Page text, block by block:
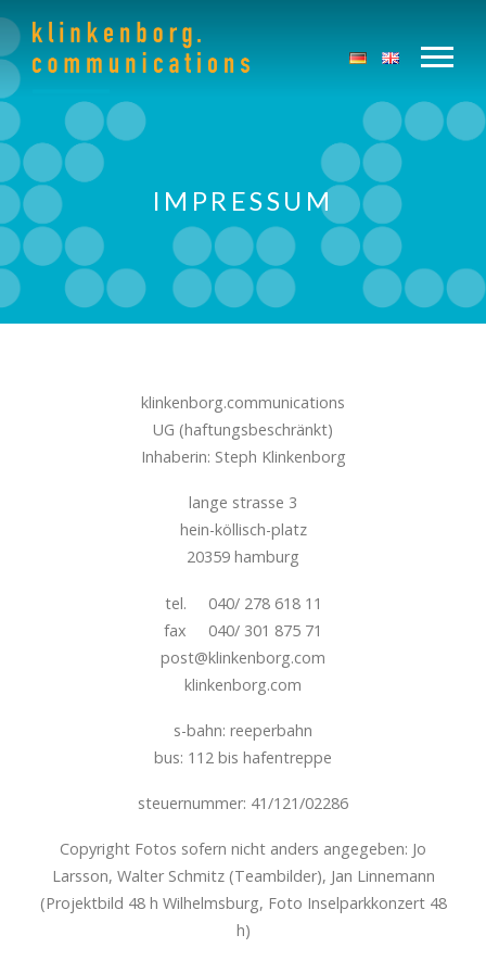
IMPRESSUM
klinkenborg.communications
UG (haftungsbeschränkt)
Inhaberin: Steph Klinkenborg
lange strasse 3
hein-köllisch-platz
20359 hamburg
tel. 040/ 278 618 11
fax 040/ 301 875 71
post@klinkenborg.com
klinkenborg.com
s-bahn: reeperbahn
bus: 112 bis hafentreppe
steuernummer: 41/121/02286
Copyright Fotos sofern nicht anders angegeben: Jo
Larsson, Walter Schmitz (Teambilder), Jan Linnemann
(Projektbild 48 h Wilhelmsburg, Foto Inselparkkonzert 48
h)